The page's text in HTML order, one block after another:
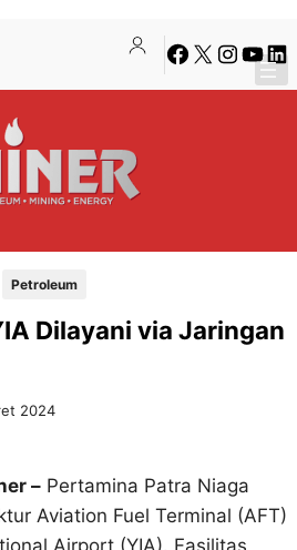
Facebook
X Instagram
Petroleum
Dilayani via Jaringan
2024
–Pertamina Patra Niaga
Aviation Fuel Terminal (AFT)